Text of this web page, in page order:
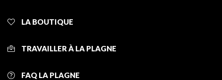
LA BOUTIQUE
TRAVAILLER À LA PLAGNE
FAQ LA PLAGNE